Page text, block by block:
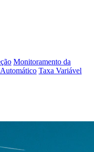
Monitoramento da
Taxa Variável